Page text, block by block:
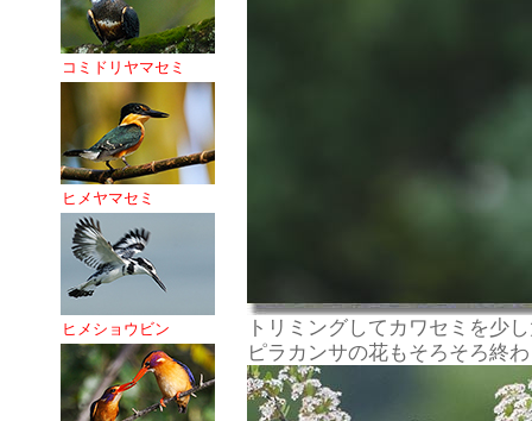
コミドリヤマセミ
ヒメヤマセミ
ヒメショウビン
トリミングしてカワセミを
ピラカンサの花もそろそろ終